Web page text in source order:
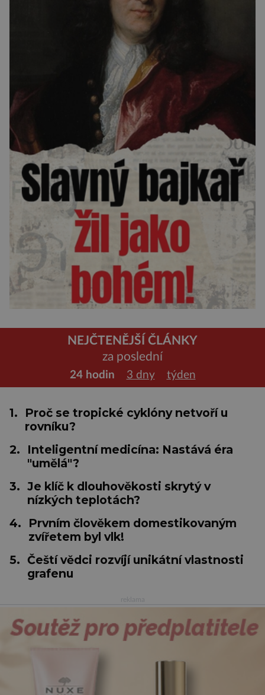
NEJČTENĚJŠÍ ČLÁNKY
za poslední
24 hodin 3 dny týden
1.
Proč se tropické cyklóny netvoří u
rovníku?
2.
Inteligentní medicína: Nastává éra
"umělá"?
3. Je klíč k dlouhověkosti skrytý v
nízkých teplotách?
4.
Prvním člověkem domestikovaným
zvířetem byl vlk!
5. Čeští vědci rozvíjí unikátní vlastnosti
grafenu